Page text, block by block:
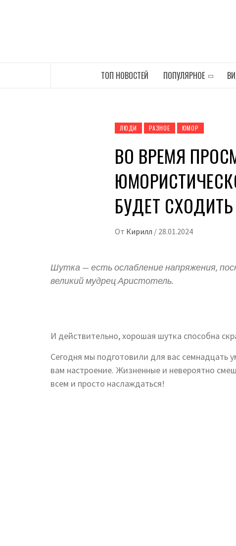
ТОП НОВОСТЕЙ ПОПУЛЯРНОЕ
ЛЮДИ РАЗНОЕ ЮМОР
ВО ВРЕМЯ
БУДЕТ
От Кирилл / 28.01.2024
Шутка — есть ослабление напряжения,
великий мудрец Аристотель.
И действительно, хорошая шутка способна
Сегодня мы подготовили для вас семнадцать
вам настроение. Жизненные и невероятно
всем и просто наслаждаться!